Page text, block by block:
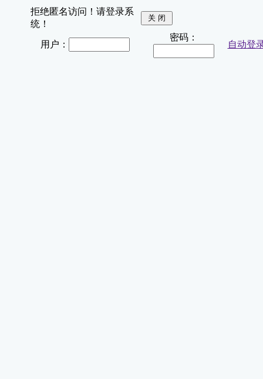
拒绝匿名访问！请登录系
统！
用户：
密码：
自动登